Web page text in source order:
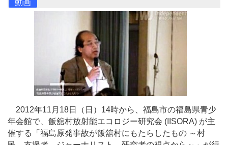
動画
2012年11月18日（日）14時から、福島市の福島県青少
年会館で、飯舘村放射能エコロジー研究会 (IISORA) が主
催する「福島原発事故が飯舘村にもたらしたもの ～村